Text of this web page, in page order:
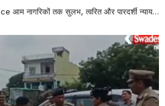
नागरिकों तक सुलभ, त्वरित और पारदर्शी न्याय…